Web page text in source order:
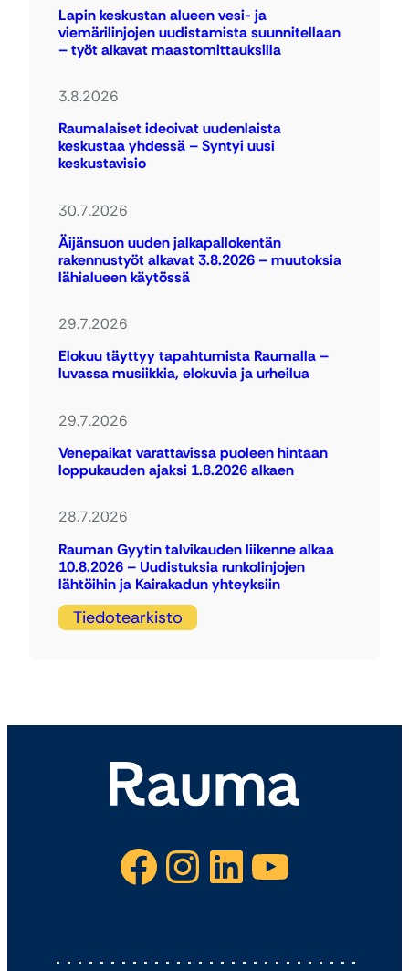
Lapin keskustan alueen vesi- ja
viemärilinjojen uudistamista suunnitellaan
– työt alkavat maastomittauksilla
3.8.2026
Raumalaiset ideoivat uudenlaista
keskustaa yhdessä – Syntyi uusi
keskustavisio
30.7.2026
Äijänsuon uuden jalkapallokentän
rakennustyöt alkavat 3.8.2026 – muutoksia
lähialueen käytössä
29.7.2026
Elokuu täyttyy tapahtumista Raumalla –
luvassa musiikkia, elokuvia ja urheilua
29.7.2026
Venepaikat varattavissa puoleen hintaan
loppukauden ajaksi 1.8.2026 alkaen
28.7.2026
Rauman Gyytin talvikauden liikenne alkaa
10.8.2026 – Uudistuksia runkolinjojen
lähtöihin ja Kairakadun yhteyksiin
Tiedotearkisto
Facebook Instagram LinkedIn YouTube